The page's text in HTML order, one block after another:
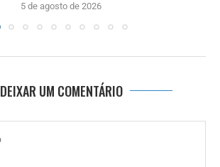
5 de agosto de 2026
DEIXAR UM COMENTÁRIO